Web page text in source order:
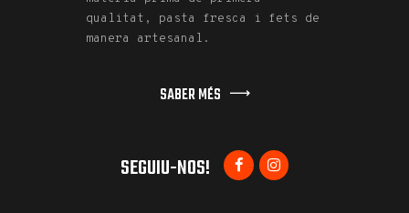
qualitat, pasta fresca i fets de
manera artesanal.
SABER MÉS
SEGUIU-NOS!